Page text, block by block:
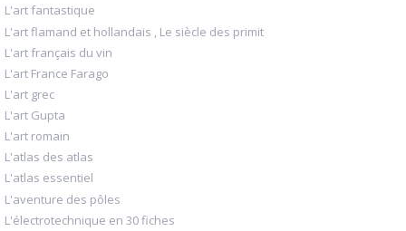
L'art fantastique
L'art flamand et hollandais , Le siècle des primit
L'art français du vin
L'art France Farago
L'art grec
L'art Gupta
L'art romain
L'atlas des atlas
L'atlas essentiel
L'aventure des pôles
L'électrotechnique en 30 fiches